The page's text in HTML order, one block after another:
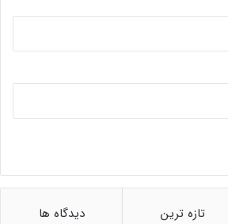
تازه ترین دیدگاه ها